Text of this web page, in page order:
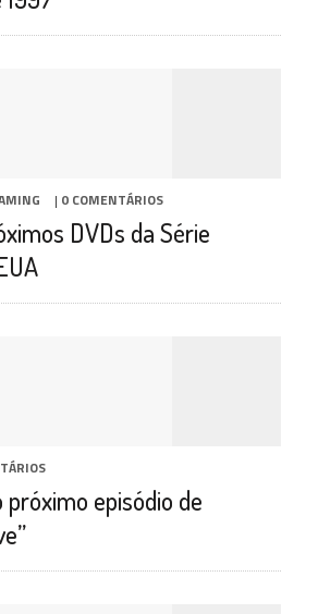
| 0 COMENTÁRIOS
DVDs da Série
episódio de